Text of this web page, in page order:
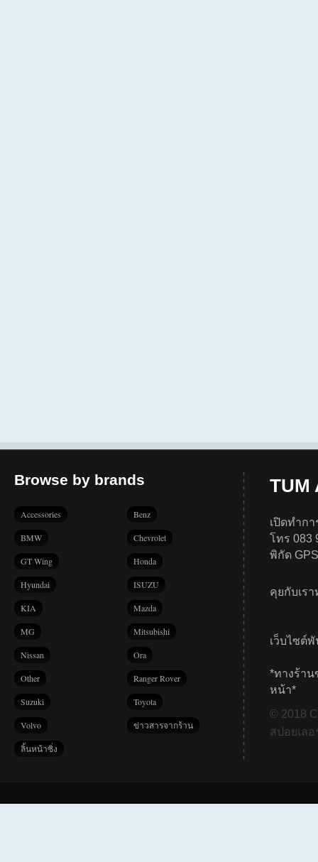
Browse by brands
Accessories Benz
BMW Chevrolet
GT Wing Honda
Hyundai ISUZU
KIA Mazda
MG Mitsubishi
Nissan Ora
Other Ranger Rover
Suzuki Toyota
Volvo ข่าวสารจากร้าน
ลิ้นหน้าซิ่ง
TUM
เปิดทำก
โทร 083
พิกัด
คุยกับเร
เว็บไซต์
*ทางร้าน
หน้า*
© 2018
สปอยเล